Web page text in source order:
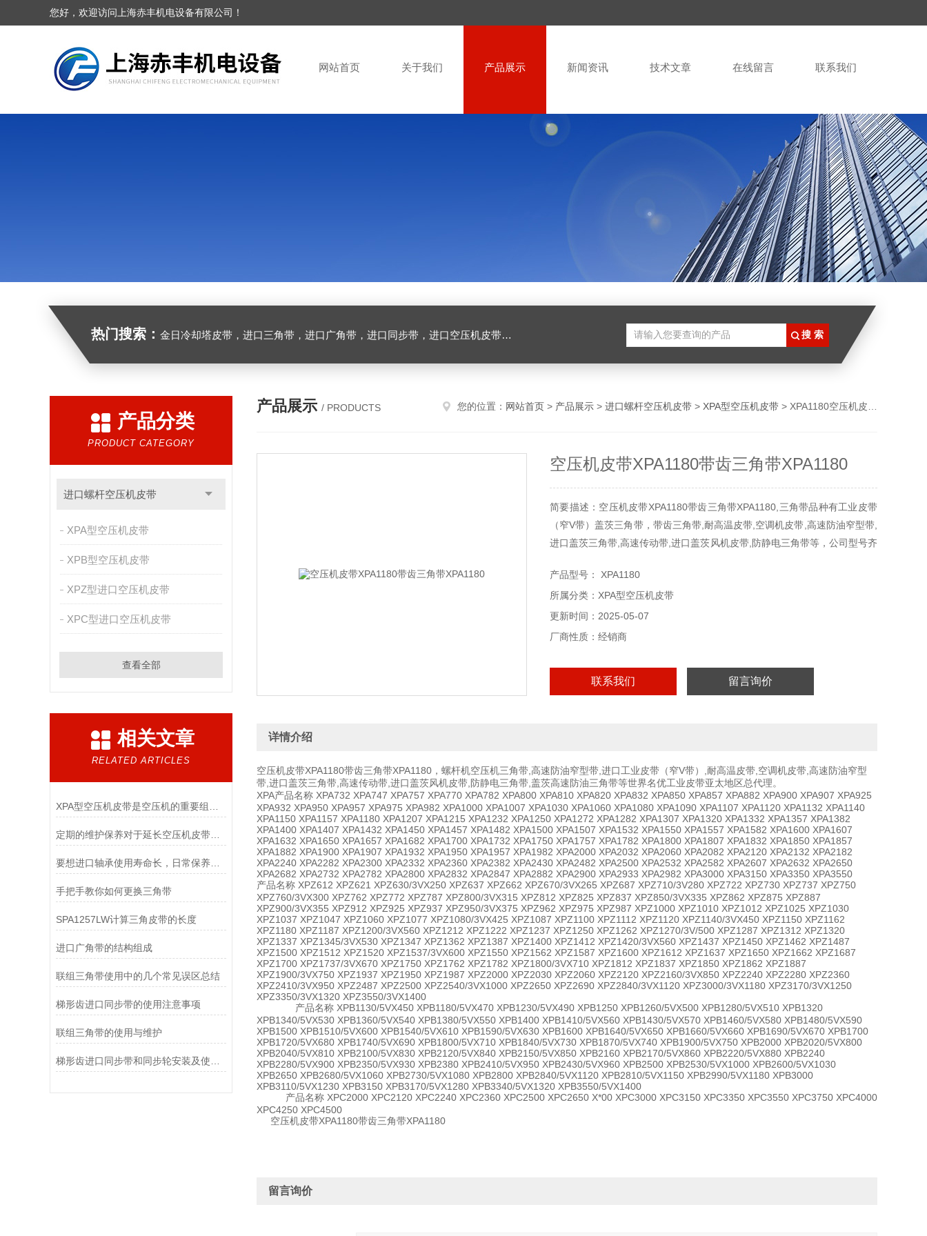
您好，欢迎访问上海赤丰机电设备有限公司！
网站首页 关于我们 产品展示 新闻资讯 技术文章 在线留言 联系我们
热门搜索： 金日冷却塔皮带，进口三角带，进口广角带，进口同步带，进口空压机皮带，带齿三角带，特氟龙高温布，进口轴承油封及电子仪器
产品分类
PRODUCT CATEGORY
进口螺杆空压机皮带
XPA型空压机皮带
XPB型空压机皮带
XPZ型进口空压机皮带
XPC型进口空压机皮带
查看全部
相关文章
RELATED ARTICLES
要想进口轴承使用寿命长，日常保养可不能忘
手把手教你如何更换三角带
SPA1257LW计算三角皮带的长度
进口广角带的结构组成
联组三角带使用中的几个常见误区总结
梯形齿进口同步带的使用注意事项
联组三角带的使用与维护
产品展示 / PRODUCTS 您的位置： 网站首页 > 产品展示 > 进口螺杆空压机皮带 > XPA型空压机皮带 > XPA1180空压机皮带XPA1180带齿三角带XPA1180
空压机皮带XPA1180带齿三角带XPA1180
简要描述：空压机皮带XPA1180带齿三角带XPA1180,三角带品种有工业皮带
（窄V带）盖茨三角带，带齿三角带,耐高温皮带,空调机皮带,高速防油窄型带,
进口盖茨三角带,高速传动带,进口盖茨风机皮带,防静电三角带等，公司型号齐
产品型号： XPA1180
所属分类：XPA型空压机皮带
更新时间：2025-05-07
厂商性质：经销商
联系我们 留言询价
详情介绍
空压机皮带XPA1180带齿三角带XPA1180，螺杆机空压机三角带,高速防油窄型带,进口工业皮带（窄V带）,耐高温皮带,空调机皮带,高速防油窄型
带,进口盖茨三角带,高速传动带,进口盖茨风机皮带,防静电三角带,盖茨高速防油三角带等世界名优工业皮带亚太地区总代理。
XPA产品名称 XPA732 XPA747 XPA757 XPA770 XPA782 XPA800 XPA810 XPA820 XPA832 XPA850 XPA857 XPA882 XPA900 XPA907 XPA925
XPA932 XPA950 XPA957 XPA975 XPA982 XPA1000 XPA1007 XPA1030 XPA1060 XPA1080 XPA1090 XPA1107 XPA1120 XPA1132 XPA1140
XPA1150 XPA1157 XPA1180 XPA1207 XPA1215 XPA1232 XPA1250 XPA1272 XPA1282 XPA1307 XPA1320 XPA1332 XPA1357 XPA1382
XPA1400 XPA1407 XPA1432 XPA1450 XPA1457 XPA1482 XPA1500 XPA1507 XPA1532 XPA1550 XPA1557 XPA1582 XPA1600 XPA1607
XPA1632 XPA1650 XPA1657 XPA1682 XPA1700 XPA1732 XPA1750 XPA1757 XPA1782 XPA1800 XPA1807 XPA1832 XPA1850 XPA1857
XPA1882 XPA1900 XPA1907 XPA1932 XPA1950 XPA1957 XPA1982 XPA2000 XPA2032 XPA2060 XPA2082 XPA2120 XPA2132 XPA2182
XPA2240 XPA2282 XPA2300 XPA2332 XPA2360 XPA2382 XPA2430 XPA2482 XPA2500 XPA2532 XPA2582 XPA2607 XPA2632 XPA2650
XPA2682 XPA2732 XPA2782 XPA2800 XPA2832 XPA2847 XPA2882 XPA2900 XPA2933 XPA2982 XPA3000 XPA3150 XPA3350 XPA3550
产品名称 XPZ612 XPZ621 XPZ630/3VX250 XPZ637 XPZ662 XPZ670/3VX265 XPZ687 XPZ710/3V280 XPZ722 XPZ730 XPZ737 XPZ750
XPZ760/3VX300 XPZ762 XPZ772 XPZ787 XPZ800/3VX315 XPZ812 XPZ825 XPZ837 XPZ850/3VX335 XPZ862 XPZ875 XPZ887
XPZ900/3VX355 XPZ912 XPZ925 XPZ937 XPZ950/3VX375 XPZ962 XPZ975 XPZ987 XPZ1000 XPZ1010 XPZ1012 XPZ1025 XPZ1030
XPZ1037 XPZ1047 XPZ1060 XPZ1077 XPZ1080/3VX425 XPZ1087 XPZ1100 XPZ1112 XPZ1120 XPZ1140/3VX450 XPZ1150 XPZ1162
XPZ1180 XPZ1187 XPZ1200/3VX560 XPZ1212 XPZ1222 XPZ1237 XPZ1250 XPZ1262 XPZ1270/3V/500 XPZ1287 XPZ1312 XPZ1320
XPZ1337 XPZ1345/3VX530 XPZ1347 XPZ1362 XPZ1387 XPZ1400 XPZ1412 XPZ1420/3VX560 XPZ1437 XPZ1450 XPZ1462 XPZ1487
XPZ1500 XPZ1512 XPZ1520 XPZ1537/3VX600 XPZ1550 XPZ1562 XPZ1587 XPZ1600 XPZ1612 XPZ1637 XPZ1650 XPZ1662 XPZ1687
XPZ1700 XPZ1737/3VX670 XPZ1750 XPZ1762 XPZ1782 XPZ1800/3VX710 XPZ1812 XPZ1837 XPZ1850 XPZ1862 XPZ1887
XPZ1900/3VX750 XPZ1937 XPZ1950 XPZ1987 XPZ2000 XPZ2030 XPZ2060 XPZ2120 XPZ2160/3VX850 XPZ2240 XPZ2280 XPZ2360
XPZ2410/3VX950 XPZ2487 XPZ2500 XPZ2540/3VX1000 XPZ2650 XPZ2690 XPZ2840/3VX1120 XPZ3000/3VX1180 XPZ3170/3VX1250
XPZ3350/3VX1320 XPZ3550/3VX1400
产品名称 XPB1130/5VX450 XPB1180/5VX470 XPB1230/5VX490 XPB1250 XPB1260/5VX500 XPB1280/5VX510 XPB1320
XPB1340/5VX530 XPB1360/5VX540 XPB1380/5VX550 XPB1400 XPB1410/5VX560 XPB1430/5VX570 XPB1460/5VX580 XPB1480/5VX590
XPB1500 XPB1510/5VX600 XPB1540/5VX610 XPB1590/5VX630 XPB1600 XPB1640/5VX650 XPB1660/5VX660 XPB1690/5VX670 XPB1700
XPB1720/5VX680 XPB1740/5VX690 XPB1800/5VX710 XPB1840/5VX730 XPB1870/5VX740 XPB1900/5VX750 XPB2000 XPB2020/5VX800
XPB2040/5VX810 XPB2100/5VX830 XPB2120/5VX840 XPB2150/5VX850 XPB2160 XPB2170/5VX860 XPB2220/5VX880 XPB2240
XPB2280/5VX900 XPB2350/5VX930 XPB2380 XPB2410/5VX950 XPB2430/5VX960 XPB2500 XPB2530/5VX1000 XPB2600/5VX1030
XPB2650 XPB2680/5VX1060 XPB2730/5VX1080 XPB2800 XPB2840/5VX1120 XPB2810/5VX1150 XPB2990/5VX1180 XPB3000
XPB3110/5VX1230 XPB3150 XPB3170/5VX1280 XPB3340/5VX1320 XPB3550/5VX1400
产品名称 XPC2000 XPC2120 XPC2240 XPC2360 XPC2500 XPC2650 X*00 XPC3000 XPC3150 XPC3350 XPC3550 XPC3750 XPC4000
XPC4250 XPC4500
空压机皮带XPA1180带齿三角带XPA1180
留言询价